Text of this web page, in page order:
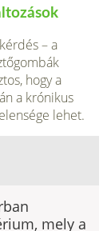
– a
hogy a
a krónikus
lehet.
mely a